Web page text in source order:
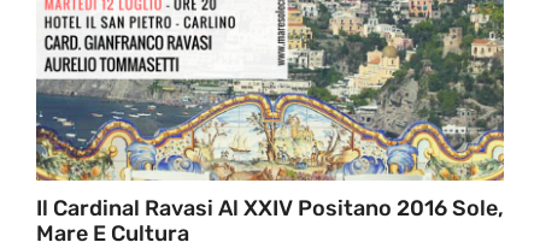
Il Cardinal Ravasi Al XXIV Positano 2016 Sole,
Mare E Cultura